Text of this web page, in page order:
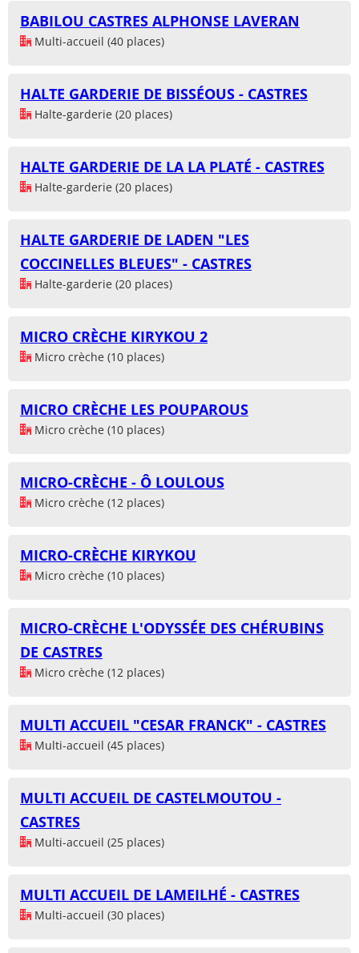
BABILOU CASTRES ALPHONSE LAVERAN
Multi-accueil (40 places)
HALTE GARDERIE DE BISSÉOUS - CASTRES
Halte-garderie (20 places)
HALTE GARDERIE DE LA LA PLATÉ - CASTRES
Halte-garderie (20 places)
HALTE GARDERIE DE LADEN "LES
COCCINELLES BLEUES" - CASTRES
Halte-garderie (20 places)
MICRO CRÈCHE KIRYKOU 2
Micro crèche (10 places)
MICRO CRÈCHE LES POUPAROUS
Micro crèche (10 places)
MICRO-CRÈCHE - Ô LOULOUS
Micro crèche (12 places)
MICRO-CRÈCHE KIRYKOU
Micro crèche (10 places)
MICRO-CRÈCHE L'ODYSSÉE DES CHÉRUBINS
DE CASTRES
Micro crèche (12 places)
MULTI ACCUEIL "CESAR FRANCK" - CASTRES
Multi-accueil (45 places)
MULTI ACCUEIL DE CASTELMOUTOU -
CASTRES
Multi-accueil (25 places)
MULTI ACCUEIL DE LAMEILHÉ - CASTRES
Multi-accueil (30 places)